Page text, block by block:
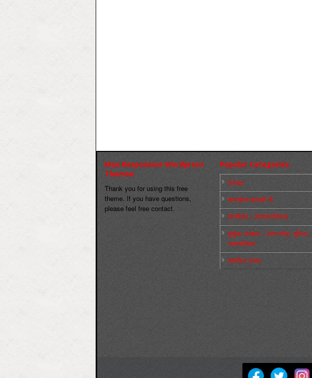
Max Responsive Wordpress
Themse
Thank you for using this free
theme. If you have questions,
please feel free contact.
Popular Categories
Slider
कारख़ाना इलाक़ों से
फ़ासीवाद / साम्‍प्रदायिकता
बुर्जुआ जनवाद – दमन तंत्र, पुलिस,
न्‍यायपालिका
संघर्षरत जनता
मज़दूर बिगुल